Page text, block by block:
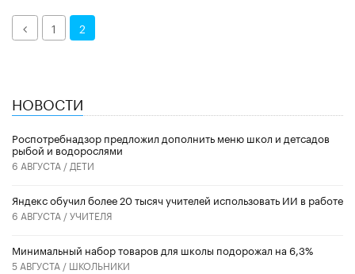
Назад1 2
НОВОСТИ
Роспотребнадзор предложил дополнить меню школ и детсадов
рыбой и водорослями
6 АВГУСТА / ДЕТИ
​Яндекс обучил более 20 тысяч учителей использовать ИИ в работе
6 АВГУСТА /УЧИТЕЛЯ
Минимальный набор товаров для школы подорожал на 6,3%
5 АВГУСТА / ШКОЛЬНИКИ